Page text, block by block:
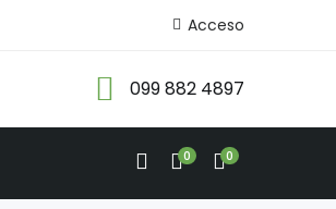
Acceso
099 882 4897
0 0